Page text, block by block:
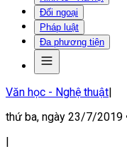
Đối ngoại
Pháp luật
Đa phương tiện
Văn học - Nghệ thuật|
thứ ba, ngày 23/7/2019
|